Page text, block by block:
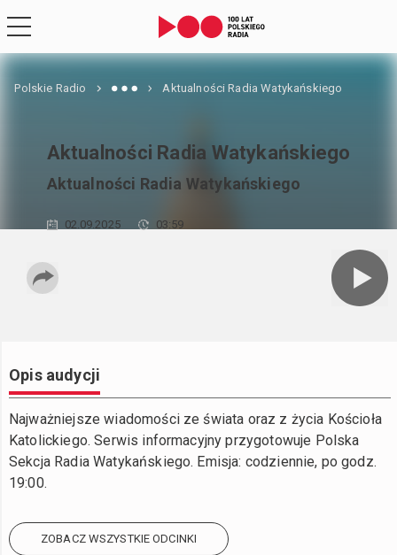
Polskie Radio Aktualności Radia Watykańskiego
Aktualności Radia Watykańskiego
Aktualności Radia Watykańskiego
02.09.2025 03:59
Opis audycji
Najważniejsze wiadomości ze świata oraz z życia Kościoła
Katolickiego. Serwis informacyjny przygotowuje Polska
Sekcja Radia Watykańskiego. Emisja: codziennie, po godz.
19:00.
ZOBACZ WSZYSTKIE ODCINKI